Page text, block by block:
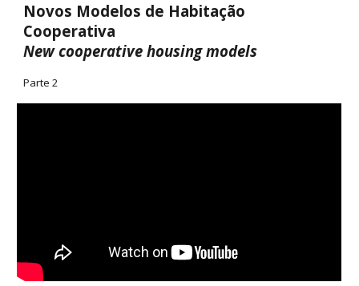
Novos Modelos de Habitação
Cooperativa
New cooperative housing models
Parte2